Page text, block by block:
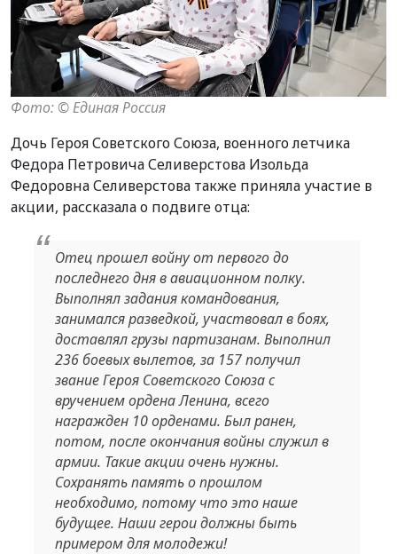
Фото: ©️ Единая Россия
Дочь Героя Советского Союза, военного летчика
Федора Петровича Селиверстова Изольда
Федоровна Селиверстова также приняла участие в
акции, рассказала о подвиге отца:
Отец прошел войну от первого до
последнего дня в авиационном полку.
Выполнял задания командования,
занимался разведкой, участвовал в боях,
доставлял грузы партизанам. Выполнил
236 боевых вылетов, за 157 получил
звание Героя Советского Союза с
вручением ордена Ленина, всего
награжден 10 орденами. Был ранен,
потом, после окончания войны служил в
армии. Такие акции очень нужны.
Сохранять память о прошлом
необходимо, потому что это наше
будущее. Наши герои должны быть
примером для молодежи!